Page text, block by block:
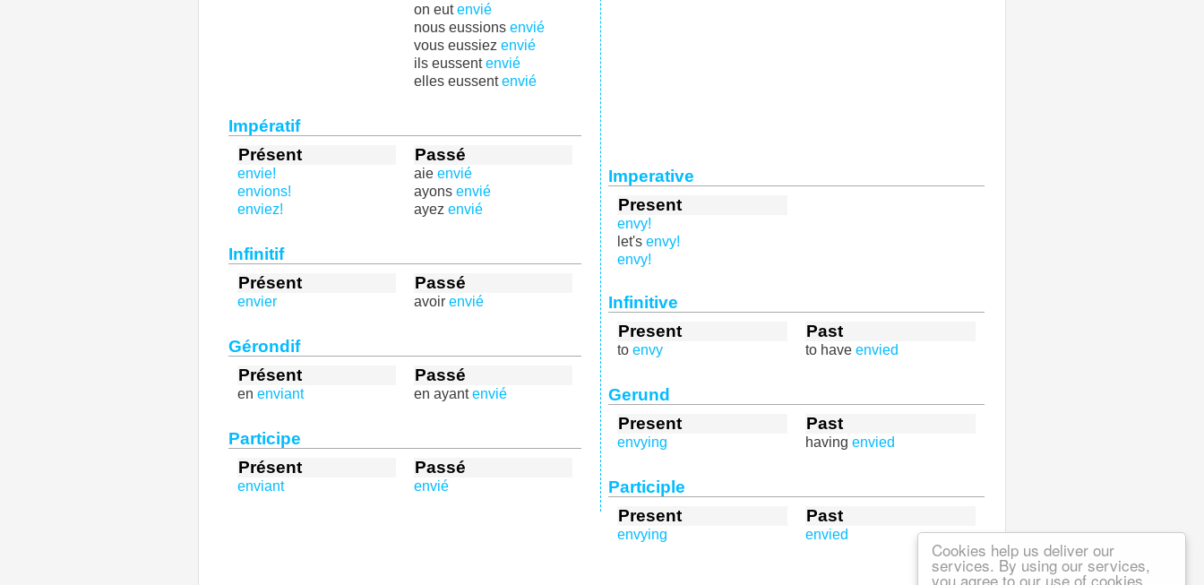
Cookies help us deliver our
services. By using our services,
you agree to our use of cookies.
on eutenvié
nous eussions envié
vous eussiez envié
ils eussentenvié
elles eussentenvié
Impératif
Présent
envie!
envions!
enviez!
Passé
aie envié
ayons envié
ayez envié
Infinitif
Présent
envier
Passé
avoir envié
Gérondif
Présent
en enviant
Passé
en ayantenvié
Participe
Présent
enviant
Passé
envié
Imperative
Present
envy!
let's envy!
envy!
Infinitive
Present
to envy
Past
to have envied
Gerund
Present
envying
Past
having envied
Participle
Present
envying
Past
envied